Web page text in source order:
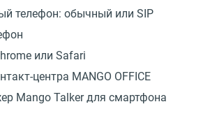
телефон: обычный или SIP
или Safari
центра MANGO OFFICE
Mango Talker для смартфона